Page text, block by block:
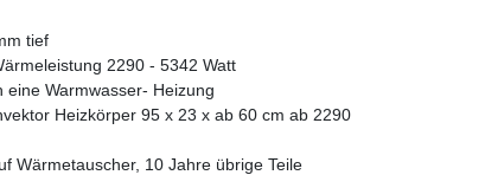
tief
2290 - 5342 Watt
eine Warmwasser- Heizung
Heizkörper 95 x 23 x ab 60 cm ab 2290
Wärmetauscher, 10 Jahre übrige Teile